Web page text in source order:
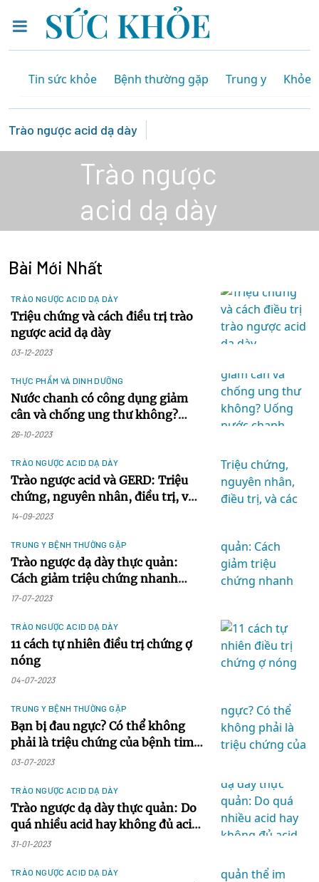
Tin sức khỏe Bệnh thường gặp Trung y Khỏe
Trào ngược acid dạ dày
Trào ngược
acid dạ dày
Bài Mới Nhất
TRÀO NGƯỢC ACID DẠ DÀY
Triệu chứng và cách điều trị trào
ngược acid dạ dày
03-12-2023
THỰC PHẨM VÀ DINH DƯỠNG
Nước chanh có công dụng giảm
cân và chống ung thư không?
Uống nước chanh như thế nào là
26-10-2023
TRÀO NGƯỢC ACID DẠ DÀY
Trào ngược acid và GERD: Triệu
chứng, nguyên nhân, điều trị, và
các giải pháp tự nhiên
14-09-2023
TRUNG Y BỆNH THƯỜNG GẶP
Trào ngược dạ dày thực quản:
Cách giảm triệu chứng nhanh
chóng theo Trung y
17-07-2023
TRÀO NGƯỢC ACID DẠ DÀY
11 cách tự nhiên điều trị chứng ợ
nóng
04-07-2023
TRUNG Y BỆNH THƯỜNG GẶP
Bạn bị đau ngực? Có thể không
phải là triệu chứng của bệnh tim
mạch
03-07-2023
TRÀO NGƯỢC ACID DẠ DÀY
Trào ngược dạ dày thực quản: Do
quá nhiều acid hay không đủ acid
dịch vị?
31-01-2023
TRÀO NGƯỢC ACID DẠ DÀY